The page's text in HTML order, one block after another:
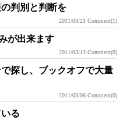
判別と判断を
2011/03/21 Comment(1)
が出来ます
2011/03/13 Comment(0)
探し、ブックオフで大量
2011/03/06 Comment(0)
る